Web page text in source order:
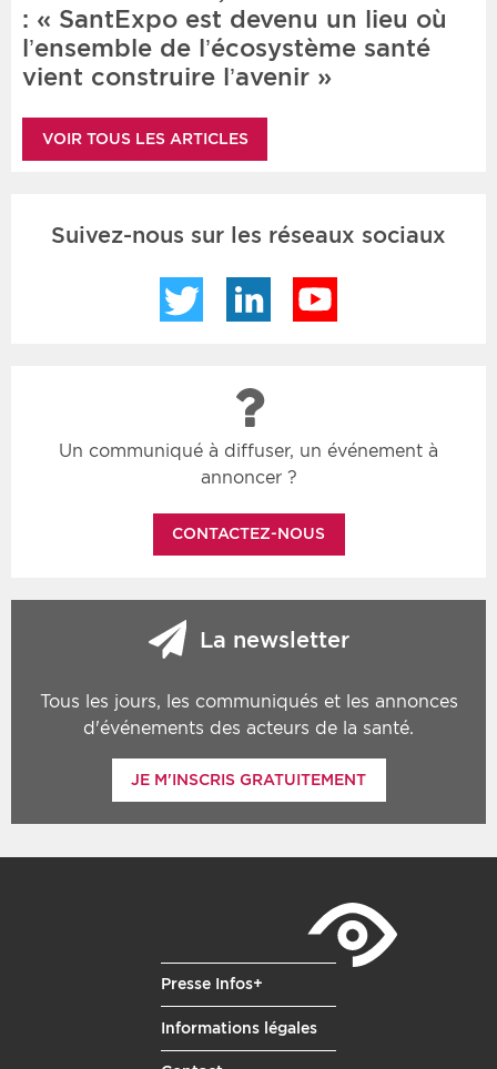
: « SantExpo est devenu un lieu où
l’ensemble de l’écosystème santé
vient construire l’avenir »
VOIR TOUS LES ARTICLES
Suivez-nous sur les réseaux sociaux
Twitter LinkedIn
Un communiqué à diffuser, un événement à
annoncer ?
CONTACTEZ-NOUS
La newsletter
Tous les jours, les communiqués et les annonces
d'événements des acteurs de la santé.
JE M'INSCRIS GRATUITEMENT
Presse Infos+
Informations légales